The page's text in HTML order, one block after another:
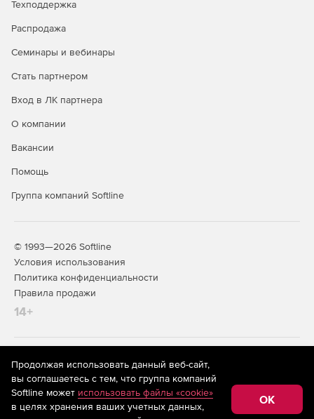
Техподдержка
Распродажа
Семинары и вебинары
Стать партнером
Вход в ЛК партнера
О компании
Вакансии
Помощь
Группа компаний Softline
© 1993—2026 Softline
Условия использования
Политика конфиденциальности
Правила продажи
14+
На информационном ресурсе store.softline.ru применяются
рекомендательные технологии
(информационные технологии
предоставления информации на основе сбора,
систематизации и анализа сведений, относящихся к
предпочтениям пользователей сети «Интернет»,
Продолжая использовать данный веб-сайт,
вы соглашаетесь с тем, что группа компаний
Softline может использовать файлы «cookie»
в целях хранения ваших учетных данных,
OK